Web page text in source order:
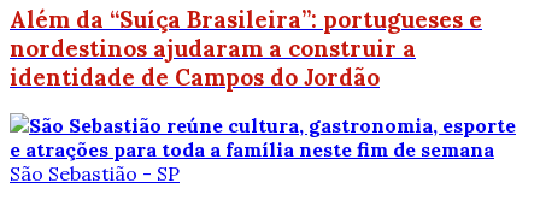
Além da “Suíça Brasileira”: portugueses e
nordestinos ajudaram a construir a
identidade de Campos do Jordão
São Sebastião - SP